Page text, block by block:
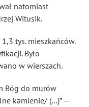
natomiast
Witusik.
tys. mieszkańców.
Było
w wierszach.
Bóg do murów
kamienie/ (…)” —